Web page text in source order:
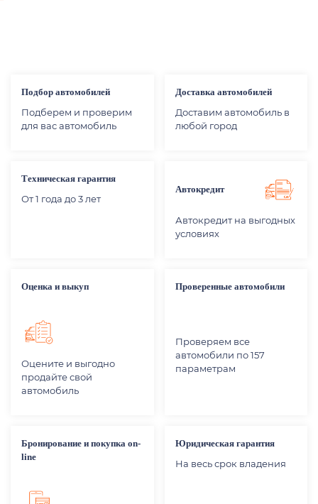
Подбор автомобилей
Подберем и проверим
для вас автомобиль
Доставка автомобилей
Доставим автомобиль в
любой город
Техническая гарантия
От 1 года до 3 лет
Автокредит
Автокредит на выгодных
условиях
Оценка и выкуп
Оцените и выгодно
продайте свой
автомобиль
Проверенные автомобили
Проверяем все
автомобили по 157
параметрам
Бронирование и покупка on-
line
Юридическая гарантия
На весь срок владения